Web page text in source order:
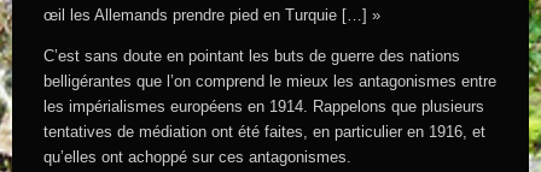
œil les Allemands prendre pied en Turquie […] »
C’est sans doute en pointant les buts de guerre des nations
belligérantes que l’on comprend le mieux les antagonismes entre
les impérialismes européens en 1914. Rappelons que plusieurs
tentatives de médiation ont été faites, en particulier en 1916, et
qu’elles ont achoppé sur ces antagonismes.